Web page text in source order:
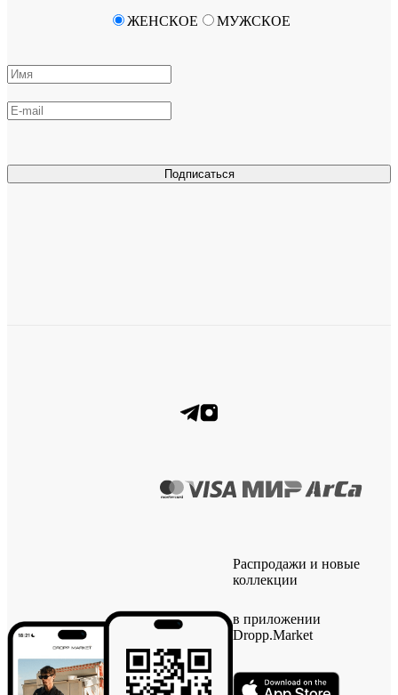
Подписаться
ЖЕНСКОЕ МУЖСКОЕ
Распродажи и новые
коллекции
в приложении
Dropp.Market